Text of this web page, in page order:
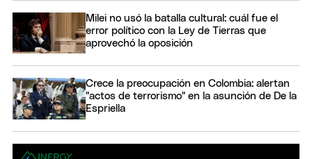
Milei no usó la batalla cultural: cuál fue el
error político con la Ley de Tierras que
aprovechó la oposición
Crece la preocupación en Colombia: alertan
"actos de terrorismo" en la asunción de De la
Espriella